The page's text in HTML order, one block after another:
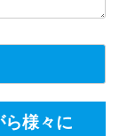
ら様々に